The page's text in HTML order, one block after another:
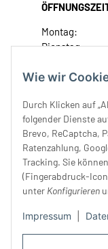
Wie wir
Durch Klicken auf
folgender Dienste
Brevo, ReCaptcha,
Ratenzahlung,
Tracking. Sie
(Fingerabdruck-
unter Konfigurieren
Impressum
Montag:
Dienstag:
Donnerstag:
Samstag:
Unser Service
Rechtliches